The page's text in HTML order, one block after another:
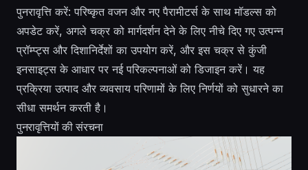
पुनरावृत्ति करें: परिष्कृत वजन और नए पैरामीटर्स के साथ मॉडल्स को
अपडेट करें, अगले चक्र को मार्गदर्शन देने के लिए नीचे दिए गए उत्पन्न
प्रॉम्प्ट्स और दिशानिर्देशों का उपयोग करें, और इस चक्र से कुंजी
इनसाइट्स के आधार पर नई परिकल्पनाओं को डिजाइन करें। यह
प्रक्रिया उत्पाद और व्यवसाय परिणामों के लिए निर्णयों को सुधारने का
सीधा समर्थन करती है।
पुनरावृत्तियों की संरचना